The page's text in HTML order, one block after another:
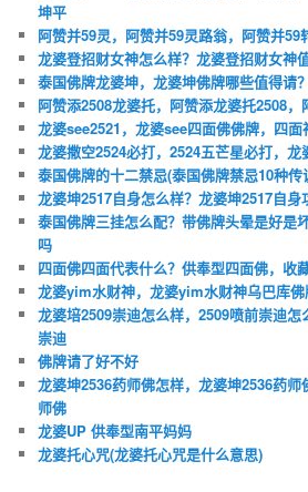
坤平
阿赞并59灵，阿赞并59灵路翁，阿赞并59
龙婆登招财女神怎么样？龙婆登招财女神
泰国佛牌龙婆坤，龙婆坤佛牌哪些值得请
阿赞添2508龙婆托，阿赞添龙婆托2508，
龙婆see2521，龙婆see四面佛佛牌，四面
龙婆撒空2524必打，2524五芒星必打，龙
泰国佛牌的十二禁忌(泰国佛牌禁忌10种传
龙婆坤2517自身怎么样？龙婆坤2517自
泰国佛牌三挂怎么配？带佛牌头晕是好是
吗
四面佛四面代表什么？供奉型四面佛，收
龙婆yim水财神，龙婆yim水财神乌巴库
龙婆培2509崇迪怎么样，2509喷前崇迪
崇迪
佛牌请了好不好
龙婆坤2536药师佛怎样，龙婆坤2536药
师佛
龙婆UP 供奉型南平妈妈
龙婆托心咒(龙婆托心咒是什么意思)